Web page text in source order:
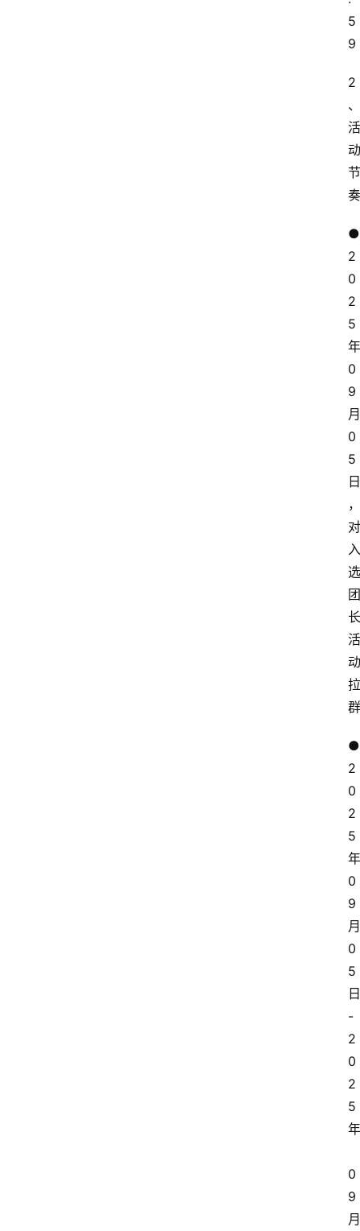
5
9
2
、
活
动
节
奏
●
2
0
2
5
年
0
9
月
0
5
日
，
对
入
选
团
长
活
动
拉
群
●
2
0
2
5
年
0
9
月
0
5
日
-
2
0
2
5
年
0
9
月